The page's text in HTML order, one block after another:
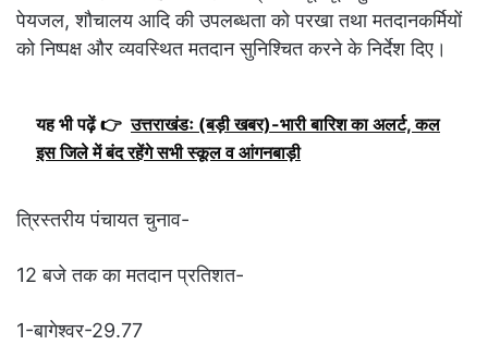
पेयजल, शौचालय आदि की उपलब्धता को परखा तथा मतदानकर्मियों
को निष्पक्ष और व्यवस्थित मतदान सुनिश्चित करने के निर्देश दिए।
यह भी पढ़ें 👉 उत्तराखंडः (बड़ी खबर)-भारी बारिश का अलर्ट, कल
इस जिले में बंद रहेंगे सभी स्कूल व आंगनबाड़ी
त्रिस्तरीय पंचायत चुनाव-
12 बजे तक का मतदान प्रतिशत-
1-बागेश्वर-29.77